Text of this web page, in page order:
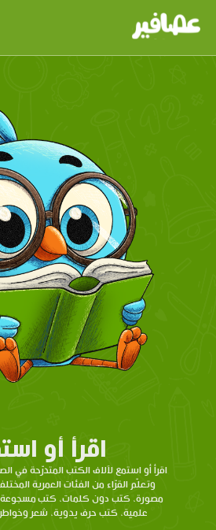
اقرأ أو
اقرأ أو استمع لآلاف الكتب المتدرّحة في
وتعلّم القرّاء من الفئات العمرية
مصورة، كتب دون كلمات، كتب
علمية، كتب حرف يدوية، شعر وخواطر